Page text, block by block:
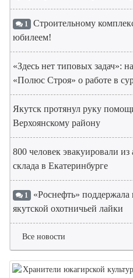
1 Строительному
юбилеем!
«Здесь нет типовых задач»:
«Полюс Строя» о работе в
Якутск протянул руку
Верхоянскому району
800 человек эвакуировали
склада в Екатеринбурге
1 «Роснефть»
якутской охотничьей лайки
Все новости